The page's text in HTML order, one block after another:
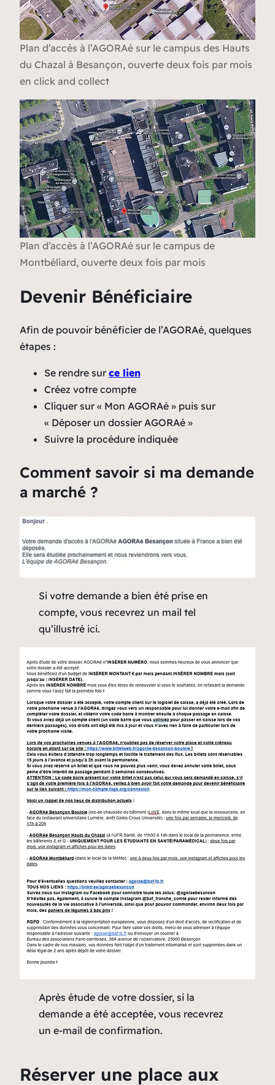
Plan d’accès à l’AGORAé sur le campus des Hauts
du Chazal à Besançon, ouverte deux fois par mois
en click and collect
Plan d’accès à l’AGORAé sur le campus de
Montbéliard, ouverte deux fois par mois
Devenir Bénéficiaire
Afin de pouvoir bénéficier de l’AGORAé, quelques
étapes :
Se rendre sur ce lien
Créez votre compte
Cliquer sur « Mon AGORAé » puis sur
« Déposer un dossier AGORAé »
Suivre la procédure indiquée
Comment savoir si ma demande
a marché ?
Si votre demande a bien été prise en
compte, vous recevrez un mail tel
qu’illustré ici.
Après étude de votre dossier, si la
demande a été acceptée, vous recevrez
un e-mail de confirmation.
Réserver une place aux